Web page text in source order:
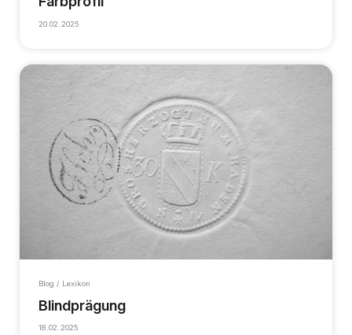
20.02.2025
Blog / Lexikon
Blindprägung
18.02.2025